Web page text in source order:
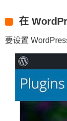
在
要设置